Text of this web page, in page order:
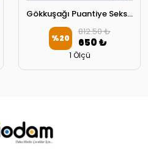
Gökkuşağı Puantiye Seksek Oyun Çocuk Odası Avize
%20
812.50 ₺
650 ₺
1 Ölçü